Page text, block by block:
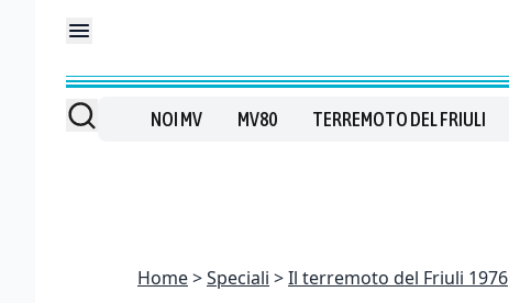
NOI MV MV80 TERREMOTO DEL FRIULI
Home Speciali Il terremoto del Friuli 1976